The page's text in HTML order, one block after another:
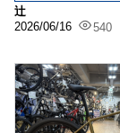
辻
2026/06/16
540